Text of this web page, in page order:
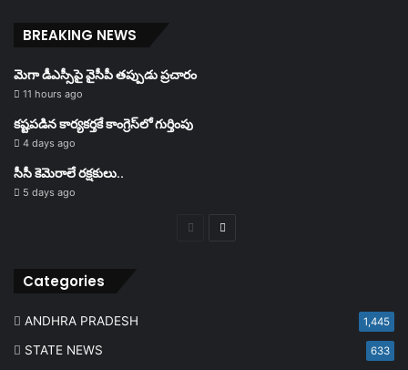
BREAKING NEWS
మెగా డీఎస్సీపై వైసీపీ తప్పుడు ప్రచారం
11 hours ago
కష్టపడిన కార్యకర్తకే కాంగ్రెస్‌లో గుర్తింపు
4 days ago
సీసీ కెమెరాలే రక్షకులు..
5 days ago
PreviousNext
Categories
ANDHRA PRADESH 1,445
STATE NEWS 633